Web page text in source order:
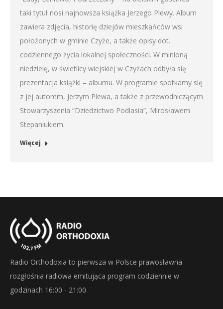
taki tytuł nosi najnowsza książka Jerzego Plewy. Album
zawiera zdjęcia, historię dziejów mieszkańców wsi
położonych w gminie Czyże, a także opisy dot.
codziennego życia lokalnej społeczności. W minioną
niedzielę, w świetlicy wiejskiej w Czyżach odbyła się
prezentacja książki – albumu. W programie spotkamy się
z jej autorem, Jerzym Plewa, a także z przewodniczącym
Stowarzyszenia “Dziedzictwo Podlasia”, Mirosławem
Stepaniukiem.
Więcej
Radio Orthodoxia to pierwsza w Polsce prawosławna
rozgłośnia radiowa emitująca program codziennie w
godzinach 16:00 - 21:00.